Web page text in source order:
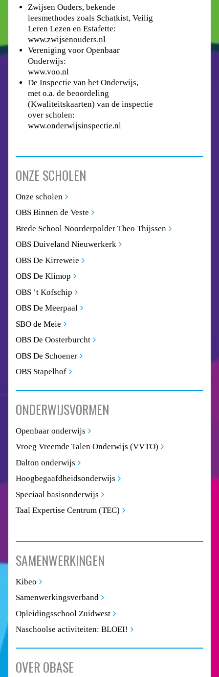
Zwijsen Ouders, bekende
leesmethodes zoals Schatkist, Veilig
Leren Lezen en Estafette:
www.zwijsenouders.nl
Vereniging voor Openbaar
Onderwijs:
www.voo.nl
De Inspectie van het Onderwijs,
met o.a. de beoordeling
(Kwaliteitskaarten) van de inspectie
over scholen:
www.onderwijsinspectie.nl
ONZE SCHOLEN
Onze scholen
OBS Binnen de Veste
Brede School Noorderpolder Theo Thijssen
OBS Duiveland Nieuwerkerk
OBS De Kirreweie
OBS De Klimop
OBS ’t Kofschip
OBS De Meerpaal
SBO de Meie
OBS De Oosterburcht
OBS De Schoener
OBS Stapelhof
ONDERWIJSVORMEN
Openbaar onderwijs
Vroeg Vreemde Talen Onderwijs (VVTO)
Dalton onderwijs
Hoogbegaafdheidsonderwijs
Speciaal basisonderwijs
Taal Expertise Centrum (TEC)
SAMENWERKINGEN
Kibeo
Samenwerkingsverband
Opleidingsschool Zuidwest
Naschoolse activiteiten: BLOEI!
OVER OBASE